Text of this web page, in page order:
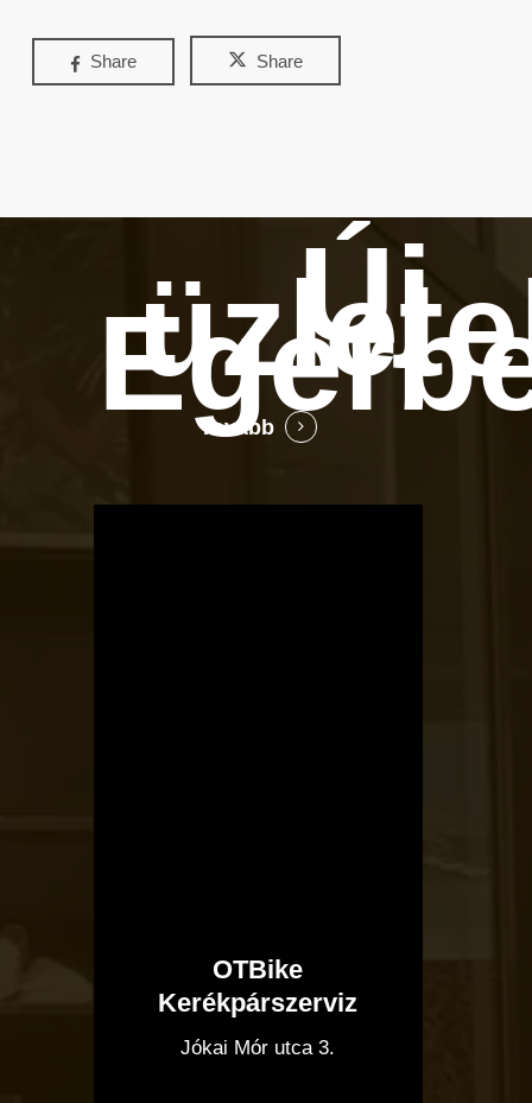
Share Share
Új
Tovább
OTBike
Kerékpárszerviz
Jókai Mór utca 3.